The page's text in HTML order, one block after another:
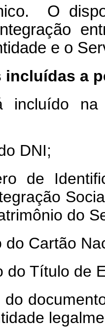
O
e o
incluídas a
incluído na
DNI;
de
do
do Cartão
do Título de